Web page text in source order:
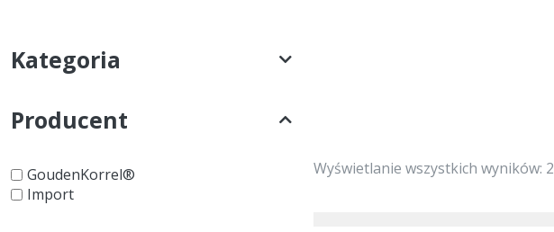
Wyświetlanie wszystkich wyników: 2
Kategoria
Producent
GoudenKorrel®
Import